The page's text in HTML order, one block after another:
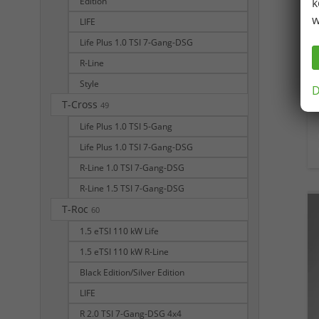
LIFE
Life Plus 1.0 TSI 7-Gang-DSG
R-Line
Style
T-Cross 49
Life Plus 1.0 TSI 5-Gang
Life Plus 1.0 TSI 7-Gang-DSG
R-Line 1.0 TSI 7-Gang-DSG
R-Line 1.5 TSI 7-Gang-DSG
T-Roc 60
1.5 eTSI 110 kW Life
1.5 eTSI 110 kW R-Line
Black Edition/Silver Edition
LIFE
R 2.0 TSI 7-Gang-DSG 4x4